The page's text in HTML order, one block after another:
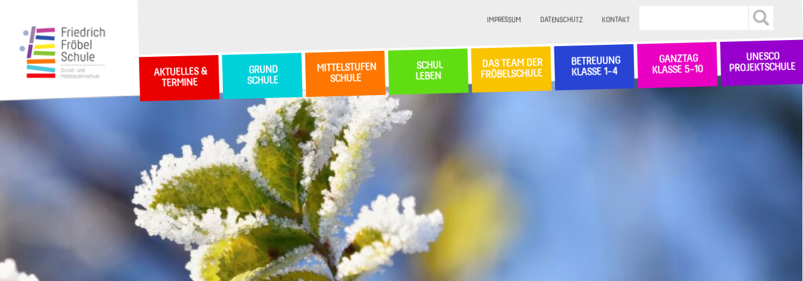
IMPRESSUM DATENSCHUTZ KONTAKT
AKTUELLES &
TERMINE
GRUND
SCHULE
MITTELSTUFEN
SCHULE
SCHUL
LEBEN
DAS TEAM DER
FRÖBELSCHULE
BETREUUNG
KLASSE 1-4
GANZTAG
KLASSE 5-10
UNESCO
PROJEKTSCHULE